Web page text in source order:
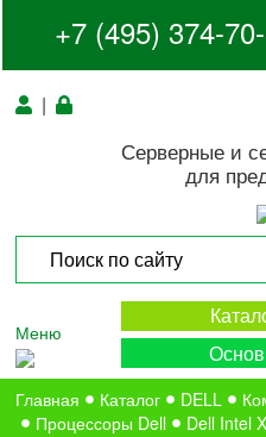
+7 (495) 374-
|
Серверные и
для
Меню
Главная Каталог DELL
Процессоры Dell
Dell Intel